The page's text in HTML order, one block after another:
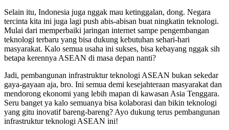
Selain itu, Indonesia juga nggak mau ketinggalan, dong. Negara
tercinta kita ini juga lagi push abis-abisan buat ningkatin teknologi.
Mulai dari memperbaiki jaringan internet sampe pengembangan
teknologi terbaru yang bisa dukung kebutuhan sehari-hari
masyarakat. Kalo semua usaha ini sukses, bisa kebayang nggak sih
betapa kerennya ASEAN di masa depan nanti?
Jadi, pembangunan infrastruktur teknologi ASEAN bukan sekedar
gaya-gayaan aja, bro. Ini semua demi kesejahteraan masyarakat dan
mendorong ekonomi yang lebih mapan di kawasan Asia Tenggara.
Seru banget ya kalo semuanya bisa kolaborasi dan bikin teknologi
yang gitu inovatif bareng-bareng? Ayo dukung terus pembangunan
infrastruktur teknologi ASEAN ini!